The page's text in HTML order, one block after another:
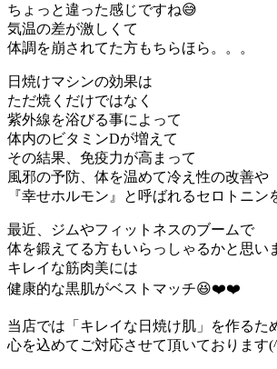
ちょっと違った感じですね😅
気温の差が激しくて
体調を崩されてた方もちらほら。。。
日焼けマシンの効果は
ただ焼くだけではなく
紫外線を浴びる事によって
体内のビタミンDが増えて
その結果、免疫力が高まって
風邪の予防、体を温めて冷え性の改善や
『幸せホルモン』と呼ばれるセロトニ
最近、ジムやフィットネスのブームで
体を鍛えてる方もいらっしゃるかと思い
キレイな筋肉美には
健康的な黒肌がベストマッチ😆❤️❤️
当店では「キレイな日焼け肌」を作るた
心を込めてご対応させて頂いております